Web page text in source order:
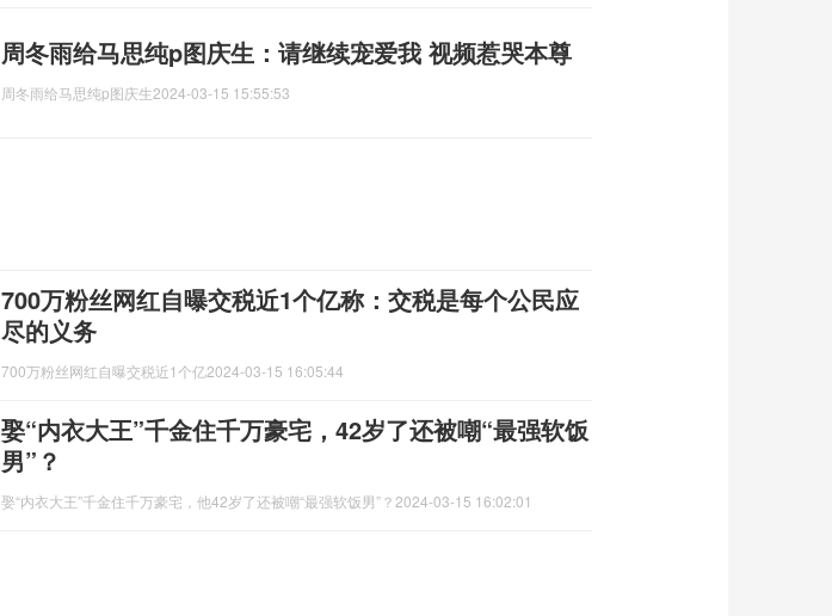
周冬雨给马思纯p图庆生：请继续宠爱我 视频惹哭本尊
周冬雨给马思纯p图庆生2024-03-15 15:55:53
700万粉丝网红自曝交税近1个亿称：交税是每个公民应
尽的义务
700万粉丝网红自曝交税近1个亿2024-03-15 16:05:44
娶“内衣大王”千金住千万豪宅，42岁了还被嘲“最强软饭
男”？
娶“内衣大王”千金住千万豪宅，他42岁了还被嘲“最强软饭男”？ 2024-03-15 16:02:01